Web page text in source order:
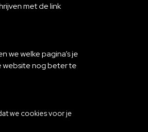
met de link
we welke pagina’s je
website nog beter te
we cookies voor je